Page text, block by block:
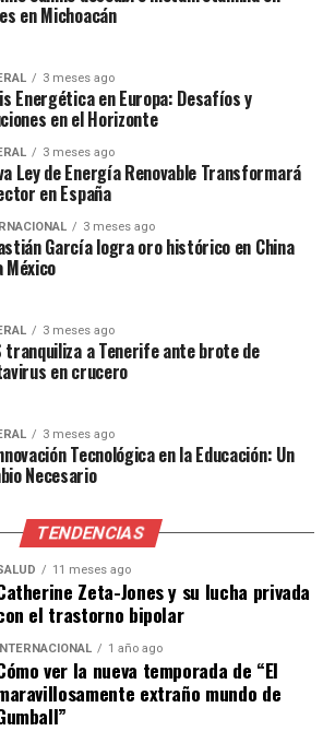
verificación de identidad
y, en algunos casos,
sensibles.
o retirar, revisa siempre los
(comisiones, tiempos,
solicitada). Si algo suena a
normalmente es porque falta una
de información
de datos debe estar alineado
de Protección de Datos
refleja en unAviso de Privacidad
para qué, por cuánto tiempo,
cancelación u oposición).
los operadores serios implementan
(firewalls, monitoreo,
anómalos) y políticas internas
no se use fuera de lo declarado.
seguridad contra el
en Michoacán
3 meses ago
Energética en Europa: Desafíos y
en el Horizonte
3 meses ago
Ley de Energía Renovable Transformará
en España
3 meses ago
García logra oro histórico en China
México
3 meses ago
tranquiliza a Tenerife ante brote de
en crucero
3 meses ago
Tecnológica en la Educación: Un
Necesario
TENDENCIAS
11 meses ago
Zeta-Jones y su lucha privada
el trastorno bipolar
1 año ago
ver la nueva temporada de “El
extraño mundo de